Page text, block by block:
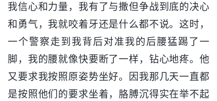
我信心和力量，我有了与撒但争战到底的决心
和勇气，我就咬着牙还是什么都不说。这时，
一个警察走到我背后对准我的后腰猛踢了一
脚，我的腰就像快要断了一样，钻心地疼。他
又要求我按照原姿势坐好。因我那几天一直都
是按照他们的要求坐着，胳膊沉得实在举不起